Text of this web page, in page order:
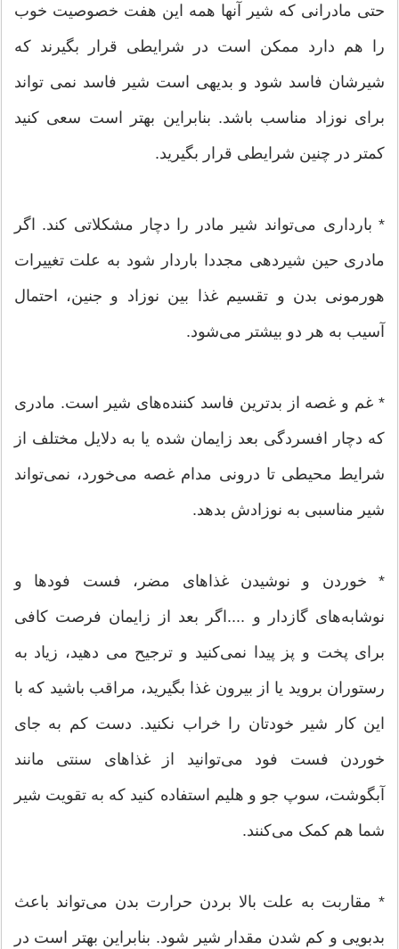
حتی مادرانی که شیر آنها همه این هفت خصوصیت خوب
را هم دارد ممکن است در شرایطی قرار بگیرند که
شیرشان فاسد شود و بدیهی است شیر فاسد نمی تواند
برای نوزاد مناسب باشد. بنابراین بهتر است سعی کنید
کمتر در چنین شرایطی قرار بگیرید.
* بارداری می‌تواند شیر مادر را دچار مشکلاتی کند. اگر
مادری حین شیردهی مجددا باردار شود به علت تغییرات
هورمونی بدن و تقسیم غذا بین نوزاد و جنین، احتمال
آسیب به هر دو بیشتر می‌شود.
* غم و غصه از بدترین فاسد کننده‌های شیر است. مادری
که دچار افسردگی بعد زایمان شده یا به دلایل مختلف از
شرایط محیطی تا درونی مدام غصه می‌خورد، نمی‌تواند
شیر مناسبی به نوزادش بدهد.
* خوردن و نوشیدن غذاهای مضر، فست فودها و
نوشابه‌های گازدار و ....اگر بعد از زایمان فرصت کافی
برای پخت و پز پیدا نمی‌کنید و ترجیح می دهید، زیاد به
رستوران بروید یا از بیرون غذا بگیرید، مراقب باشید که با
این کار شیر خودتان را خراب نکنید. دست کم به جای
خوردن فست فود می‌توانید از غذاهای سنتی مانند
آبگوشت، سوپ جو و هلیم استفاده کنید که به تقویت شیر
شما هم کمک می‌کنند.
* مقاربت به علت بالا بردن حرارت بدن می‌تواند باعث
بدبویی و کم شدن مقدار شیر شود. بنابراین بهتر است در